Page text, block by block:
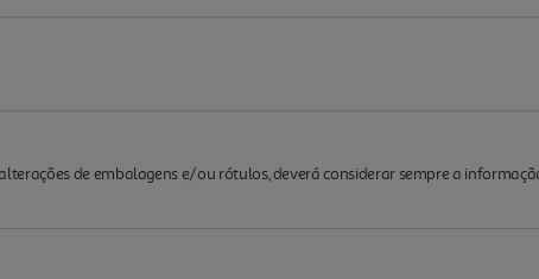
de embalagens e/ou rótulos, deverá considerar sempre a